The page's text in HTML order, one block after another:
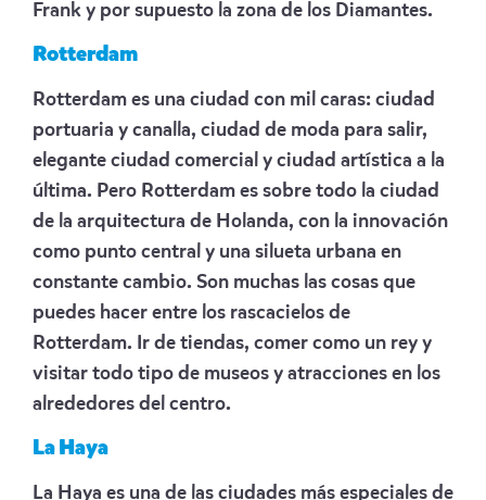
Frank y por supuesto la zona de los Diamantes.
Rotterdam
Rotterdam es una ciudad con mil caras: ciudad
portuaria y canalla, ciudad de moda para salir,
elegante ciudad comercial y ciudad artística a la
última. Pero Rotterdam es sobre todo la ciudad
de la arquitectura de Holanda, con la innovación
como punto central y una silueta urbana en
constante cambio. Son muchas las cosas que
puedes hacer entre los rascacielos de
Rotterdam. Ir de tiendas, comer como un rey y
visitar todo tipo de museos y atracciones en los
alrededores del centro.
La Haya
La Haya es una de las ciudades más especiales de